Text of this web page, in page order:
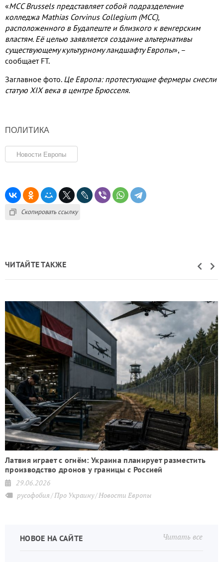
«MCC Brussels представляет собой подразделение
колледжа Mathias Corvinus Collegium (MCC),
расположенного в Будапеште и близкого к венгерским
властям. Её целью заявляется создание альтернативы
существующему культурному ландшафту Европы», –
сообщает FT.
Заглавное фото. Це Европа: протестующие фермеры снесли
статую XIX века в центре Брюсселя.
ПОЛИТИКА
Новости Европы
Скопировать ссылку
ЧИТАЙТЕ ТАКЖЕ
Латвия играет с огнём: Украина планирует разместить
производство дронов у границы с Россией
29.06.2026
русофобия Про Украину Новости Европы
Читать все
НОВОЕ НА САЙТЕ